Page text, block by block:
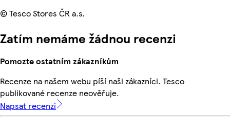
© Tesco Stores ČR a.s.
Zatím nemáme žádnou recenzi
Pomozte ostatním zákazníkům
Recenze na našem webu píší naši zákazníci. Tesco
publikované recenze neověřuje.
Napsat recenzi